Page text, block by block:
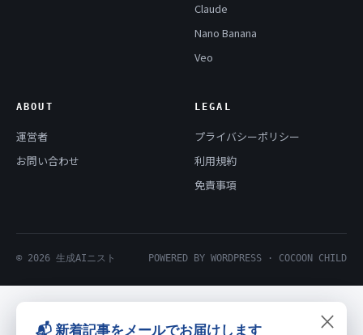
Claude
Nano Banana
Veo
ABOUT
運営者
お問い合わせ
LEGAL
プライバシーポリシー
利用規約
免責事項
© 2026 生成AIニスト POWERED BY WORDPRESS · COCOON CHILD
×
📬 新着記事をメールでお届けします